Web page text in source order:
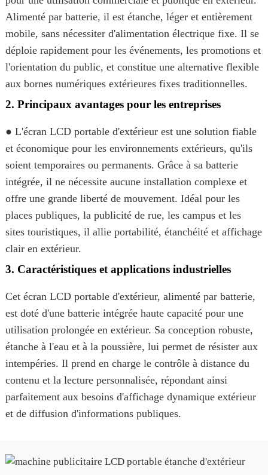
Alimenté par batterie, il est étanche, léger et entièrement
mobile, sans nécessiter d'alimentation électrique fixe. Il se
déploie rapidement pour les événements, les promotions et
l'orientation du public, et constitue une alternative flexible
aux bornes numériques extérieures fixes traditionnelles.
2. Principaux avantages pour les entreprises
● L'écran LCD portable d'extérieur est une solution fiable
et économique pour les environnements extérieurs, qu'ils
soient temporaires ou permanents. Grâce à sa batterie
intégrée, il ne nécessite aucune installation complexe et
offre une grande liberté de mouvement. Idéal pour les
places publiques, la publicité de rue, les campus et les
sites touristiques, il allie portabilité, étanchéité et affichage
clair en extérieur.
3. Caractéristiques et applications industrielles
Cet écran LCD portable d'extérieur, alimenté par batterie,
est doté d'une batterie intégrée haute capacité pour une
utilisation prolongée en extérieur. Sa conception robuste,
étanche à l'eau et à la poussière, lui permet de résister aux
intempéries. Il prend en charge le contrôle à distance du
contenu et la lecture personnalisée, répondant ainsi
parfaitement aux besoins d'affichage dynamique extérieur
et de diffusion d'informations publiques.